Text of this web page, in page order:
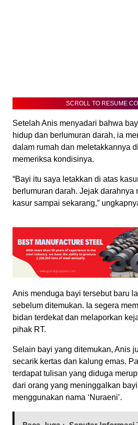
SCROLL TO RESUME
Setelah Anis menyadari bahwa
hidup dan berlumuran darah, ia
dalam rumah dan meletakkannya
memeriksa kondisinya.
“Bayi itu saya letakkan di atas
berlumuran darah. Jejak darahnya
kasur sampai sekarang,”
Anis menduga bayi tersebut baru
sebelum ditemukan. Ia segera
bidan terdekat dan melaporkan
pihak RT.
Selain bayi yang ditemukan, Anis
secarik kertas dan kalung emas.
terdapat tulisan yang diduga
dari orang yang meninggalkan
menggunakan nama ‘Nuraeni’.